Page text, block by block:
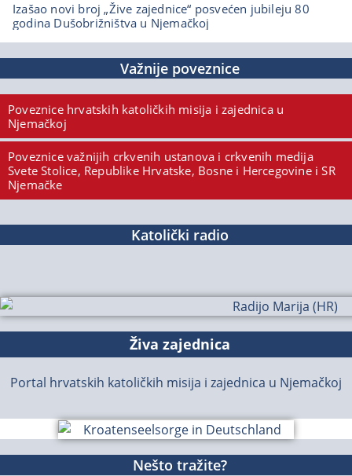
Izašao novi broj „Žive zajednice“ posvećen jubileju 80
godina Dušobrižništva u Njemačkoj
Važnije poveznice
Poveznice hrvatskih katoličkih misija i zajednica u
Njemačkoj
Poveznice važnijih crkvenih ustanova i crkvenih medija
Svete Stolice, Republike Hrvatske, Bosne i Hercegovine i SR
Njemačke
Katolički radio
Živa zajednica
Portal hrvatskih katoličkih misija i zajednica u Njemačkoj
Nešto tražite?